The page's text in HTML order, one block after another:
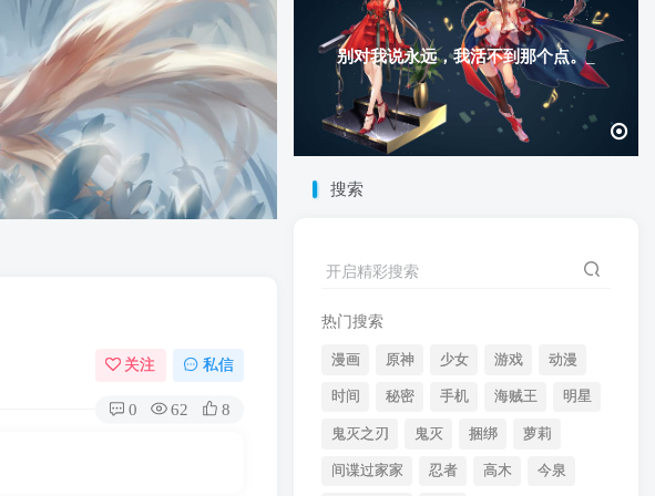
关注 私信
0 62 8
别对我说永远，我活不到那个点。
搜索
开启精彩搜索
热门搜索
漫画 原神 少女 游戏 动漫
时间 秘密 手机 海贼王 明星
鬼灭之刃 鬼灭 捆绑 萝莉
间谍过家家 忍者 高木 今泉